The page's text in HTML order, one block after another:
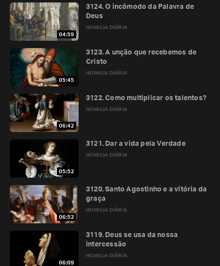
04:59
HOMILIA DIÁRIA
3124. O incômodo da Palavra de
Deus
05:45
HOMILIA DIÁRIA
3123. A unção que recebemos de
Cristo
06:42
HOMILIA DIÁRIA
3122. Como multiplicar os talentos?
05:52
HOMILIA DIÁRIA
3121. Dar a vida pela Verdade
06:52
HOMILIA DIÁRIA
3120. Santo Agostinho e a vitória da
graça
06:09
HOMILIA DIÁRIA
3119. Deus se usa da nossa
intercessão